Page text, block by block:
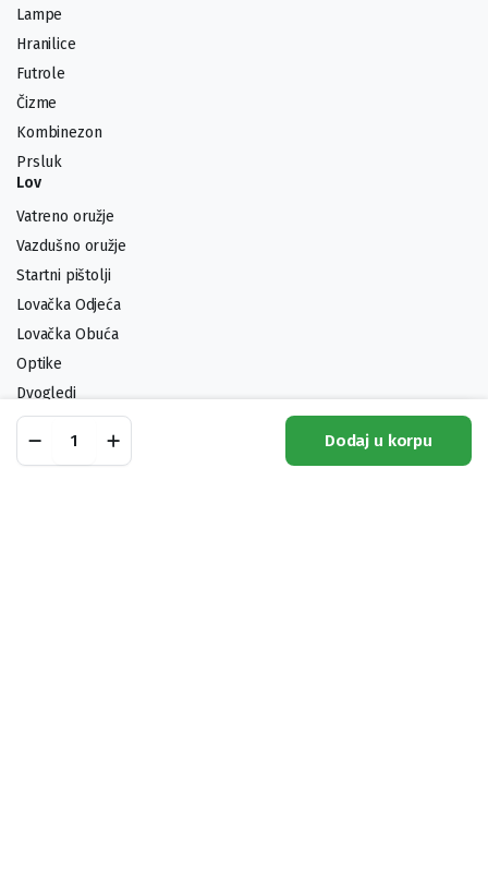
Hart
Taunus
Dodaj u korpu
Lampe
Hranilice
Futrole
Čizme
Kombinezon
Prsluk
Lov
Vatreno oružje
Vazdušno oružje
Startni pištolji
Lovačka Odjeća
Lovačka Obuća
Optike
Dvogledi
Municija
Shop Pretraga Kategorije